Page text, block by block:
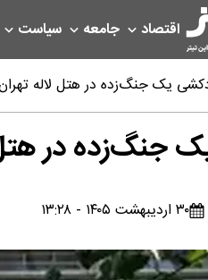
اقتصاد جامعه سیاست
یک جنگ‌زده در هتل لاله
در هتل
۳۰ اردیبهشت ۱۴۰۵ - ۱۳:۲۸